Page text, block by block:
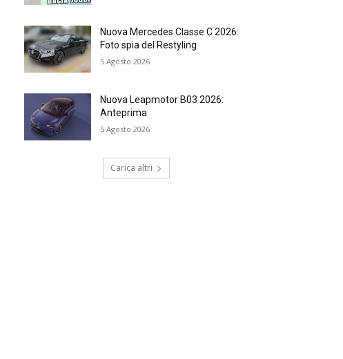
Nuova Mercedes Classe C 2026:
Foto spia del Restyling
5 Agosto 2026
Nuova Leapmotor B03 2026:
Anteprima
5 Agosto 2026
Carica altri